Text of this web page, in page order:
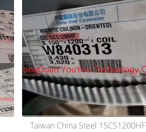
Taiwan China Steel 15CS1200HF